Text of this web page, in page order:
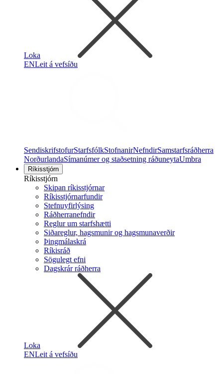
Loka
ENLeit á vefsíðu
SendiskrifstofurStarfsfólkStofnanirNefndirSamstarfsráðherra
NorðurlandaSímanúmer og staðsetning ráðuneytaUmbra
Ríkisstjórn
Ríkisstjórn
Skipan ríkisstjórnar
Ríkisstjórnarfundir
Stefnuyfirlýsing
Ráðherranefndir
Reglur um starfshætti
Siðareglur, hagsmunir og hagsmunaverðir
Þingmálaskrá
Ríkisráð
Sögulegt efni
Dagskrár ráðherra
Loka
ENLeit á vefsíðu